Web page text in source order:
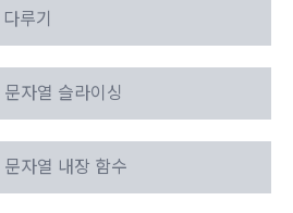
비스의 원활한 이행을 위하여 “개인회
스”를 이용하며 제공·생산한 정보를
”은 언제든지 원하는 경우에 서비스
이벤트, 세미나, 시상식 등에서 서면
기업이나 단체로부터 개인정보를 제공
우에는 정보통신망법에 따라 제휴사
제공 동의 등을 받은 후에 데이콘에
루기
자열 슬라이싱
자열 내장 함수